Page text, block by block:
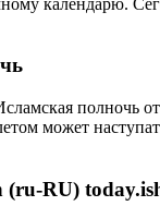
полночь
может
(ru-RU)